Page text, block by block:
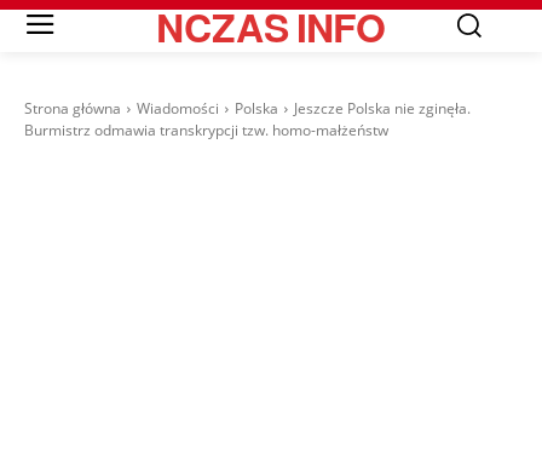
NCZASINFO
Strona główna Wiadomości Polska
Jeszcze Polska nie zginęła.
Burmistrz odmawia transkrypcji tzw. homo-małżeństw